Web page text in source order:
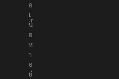
อ
เ
นื้
อ
ห
า
อ
ย่